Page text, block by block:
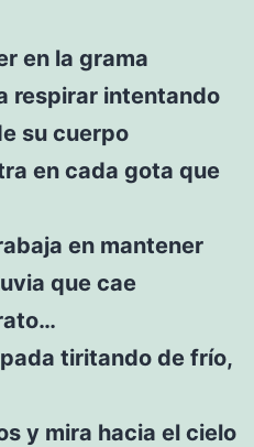
en la grama
respirar intentando
su cuerpo
en cada gota que
en mantener
que cae
tiritando de frío,
y mira hacia el cielo